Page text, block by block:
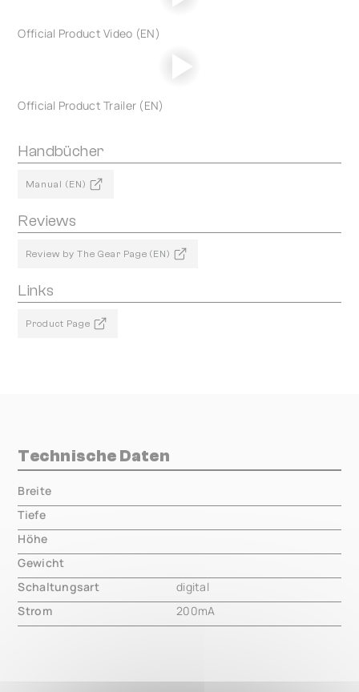
Official Product Video (EN)
Official Product Trailer (EN)
Handbücher
Manual (EN)
Reviews
Review by The Gear Page (EN)
Links
Product Page
Technische Daten
Breite
Tiefe
Höhe
Gewicht
Schaltungsart
digital
Strom
200mA